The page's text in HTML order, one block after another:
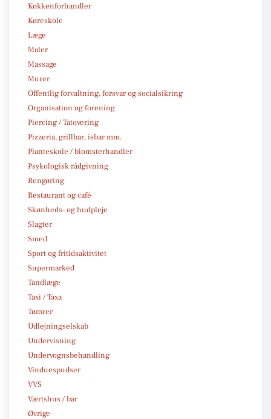
Køkkenforhandler
Køreskole
Læge
Maler
Massage
Murer
Offentlig forvaltning, forsvar og socialsikring
Organisation og forening
Piercing / Tatovering
Pizzeria, grillbar, isbar mm.
Planteskole / blomsterhandler
Psykologisk rådgivning
Rengøring
Restaurant og café
Skønheds- og hudpleje
Slagter
Smed
Sport og fritidsaktivitet
Supermarked
Tandlæge
Taxi / Taxa
Tømrer
Udlejningselskab
Undervisning
Undervognsbehandling
Vinduespudser
VVS
Værtshus / bar
Øvrige